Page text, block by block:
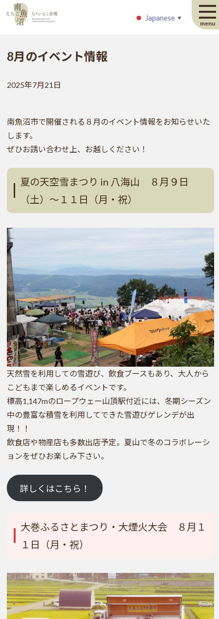
Japanese ▼
Japanese ▼
menu
8月のイベント情報
2025年7月21日
南魚沼市で開催される８月のイベント情報をお知らせいた
します。
ぜひお誘い合わせ上、お越しください！
夏の天空雪まつり in 八海山 ８月９日
（土）～１１日（月・祝）
天然雪を利用しての雪遊び、飲食ブースもあり、大人から
こどもまで楽しめるイベントです。
標高1,147mのロープウェー山頂駅付近には、冬期シーズン
中の豊富な積雪を利用してできた雪遊びゲレンデが出
現！！
飲食店や物産店も多数出店予定。夏山で冬のコラボレーシ
ョンをぜひお楽しみ下さい。
詳しくはこちら！
大巻ふるさとまつり・大煙火大会 ８月１
１日（月・祝）